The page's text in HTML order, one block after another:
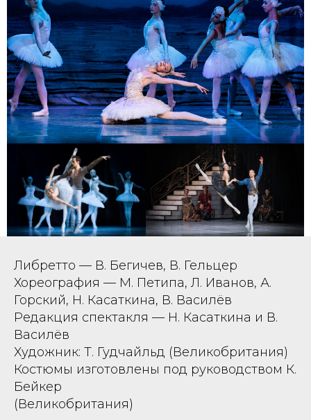
Либретто — В. Бегичев, В. Гельцер
Хореография — М. Петипа, Л. Иванов, А.
Горский, Н. Касаткина, В. Василёв
Редакция спектакля — Н. Касаткина и В.
Василёв
Художник: Т. Гудчайльд (Великобритания)
Костюмы изготовлены под руководством К.
Бейкер
(Великобритания)